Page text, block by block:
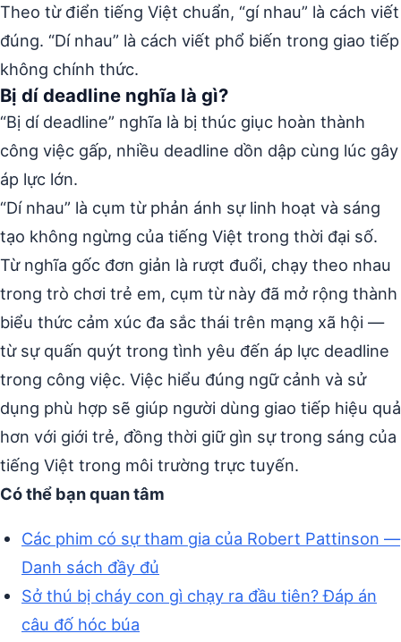
Theo từ điển tiếng Việt chuẩn, “gí nhau” là cách viết
đúng. “Dí nhau” là cách viết phổ biến trong giao tiếp
không chính thức.
Bị dí deadline nghĩa là gì?
“Bị dí deadline” nghĩa là bị thúc giục hoàn thành
công việc gấp, nhiều deadline dồn dập cùng lúc gây
áp lực lớn.
“Dí nhau” là cụm từ phản ánh sự linh hoạt và sáng
tạo không ngừng của tiếng Việt trong thời đại số.
Từ nghĩa gốc đơn giản là rượt đuổi, chạy theo nhau
trong trò chơi trẻ em, cụm từ này đã mở rộng thành
biểu thức cảm xúc đa sắc thái trên mạng xã hội —
từ sự quấn quýt trong tình yêu đến áp lực deadline
trong công việc. Việc hiểu đúng ngữ cảnh và sử
dụng phù hợp sẽ giúp người dùng giao tiếp hiệu quả
hơn với giới trẻ, đồng thời giữ gìn sự trong sáng của
tiếng Việt trong môi trường trực tuyến.
Có thể bạn quan tâm
Các phim có sự tham gia của Robert Pattinson —
Danh sách đầy đủ
Sở thú bị cháy con gì chạy ra đầu tiên? Đáp án
câu đố hóc búa